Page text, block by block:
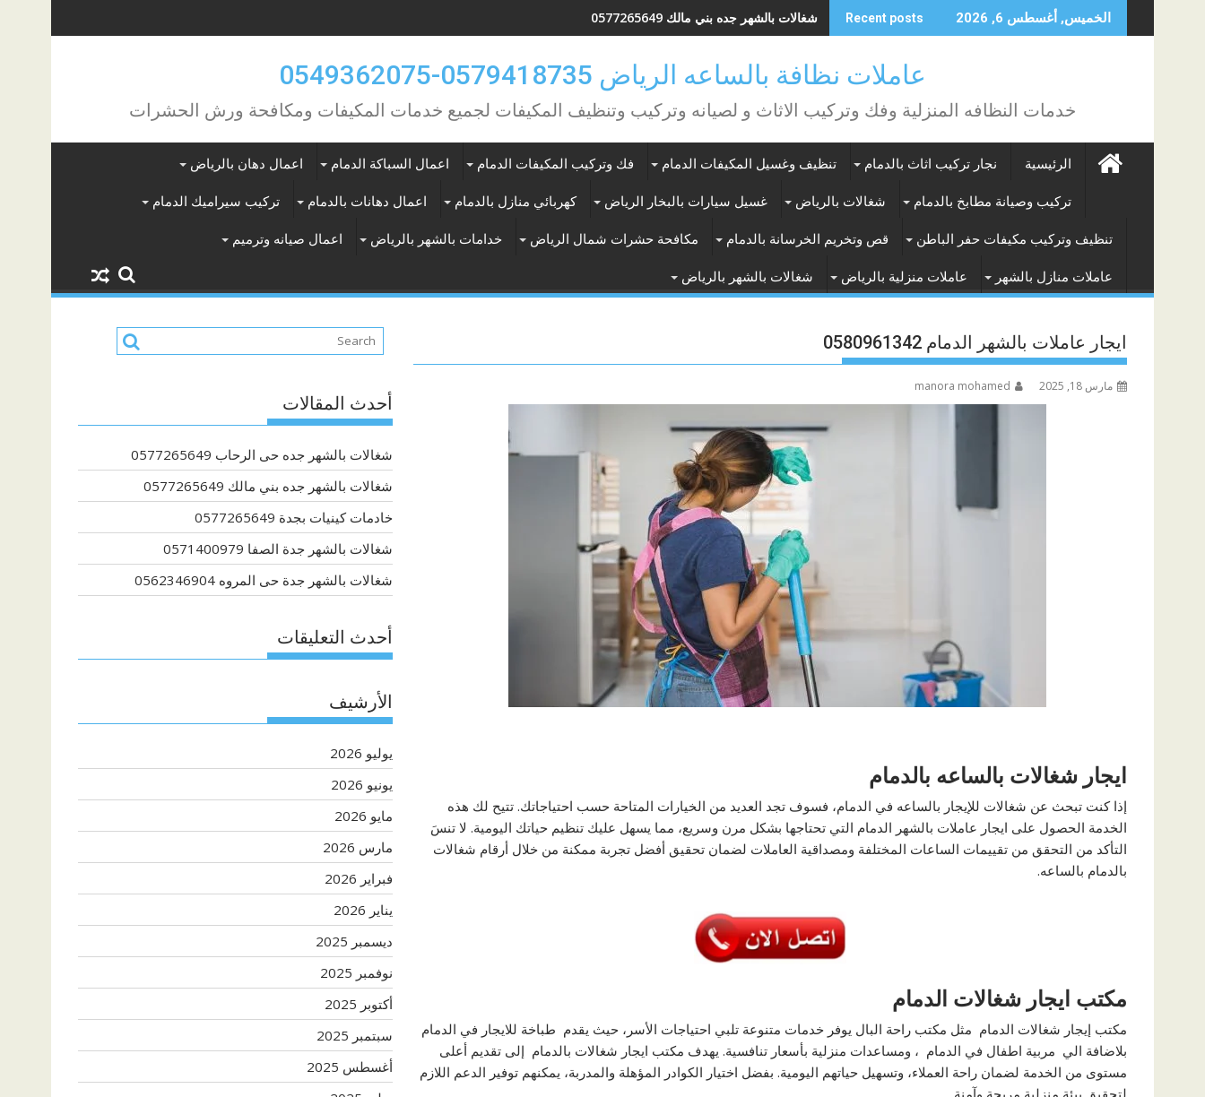
to
الخميس, أغسطس 6, 2026 Recent posts شغالات بالشهر جده بني مالك 0577265649
عاملات نظافة بالساعه الرياض 0579418735-0549362075
خدمات النظافه المنزلية وفك وتركيب الاثاث و لصيانه وتركيب وتنظيف المكيفات لجميع خدمات المكيفات ومكافحة ورش الحشرات
الرئيسية نجار تركيب اثاث بالدمام تنظيف وغسيل المكيفات الدمام فك وتركيب المكيفات الدمام اعمال السباكة الدمام اعمال دهان بالرياض
تركيب وصيانة مطابخ بالدمام شغالات بالرياض غسيل سيارات بالبخار الرياض كهربائي منازل بالدمام اعمال دهانات بالدمام تركيب سيراميك الدمام
تنظيف وتركيب مكيفات حفر الباطن قص وتخريم الخرسانة بالدمام مكافحة حشرات شمال الرياض خدامات بالشهر بالرياض اعمال صيانه وترميم
عاملات منازل بالشهر عاملات منزلية بالرياض شغالات بالشهر بالرياض
ايجار عاملات بالشهر الدمام 0580961342
مارس 18, 2025 manora mohamed
ايجار شغالات بالساعه بالدمام
إذا كنت تبحث عن شغالات للإيجار بالساعه في الدمام، فسوف تجد العديد من الخيارات المتاحة حسب احتياجاتك. تتيح لك هذه
الخدمة الحصول على ايجار عاملات بالشهر الدمام التي تحتاجها بشكل مرن وسريع، مما يسهل عليك تنظيم حياتك اليومية. لا تنسَ
التأكد من التحقق من تقييمات الساعات المختلفة ومصداقية العاملات لضمان تحقيق أفضل تجربة ممكنة من خلال أرقام شغالات
بالدمام بالساعه.
مكتب ايجار شغالات الدمام
مكتب إيجار شغالات الدمام مثل مكتب راحة البال يوفر خدمات متنوعة تلبي احتياجات الأسر، حيث يقدم طباخة للايجار في الدمام
بلاضافة الي مربية اطفال في الدمام ، ومساعدات منزلية بأسعار تنافسية. يهدف مكتب ايجار شغالات بالدمام إلى تقديم أعلى
مستوى من الخدمة لضمان راحة العملاء، وتسهيل حياتهم اليومية. بفضل اختيار الكوادر المؤهلة والمدربة، يمكنهم توفير الدعم اللازم
أحدث المقالات
شغالات بالشهر جده حى الرحاب 0577265649
شغالات بالشهر جده بني مالك 0577265649
خادمات كينيات بجدة 0577265649
شغالات بالشهر جدة الصفا 0571400979
شغالات بالشهر جدة حى المروه 0562346904
أحدث التعليقات
الأرشيف
يوليو 2026
يونيو 2026
مايو 2026
مارس 2026
فبراير 2026
يناير 2026
ديسمبر 2025
نوفمبر 2025
أكتوبر 2025
سبتمبر 2025
أغسطس 2025